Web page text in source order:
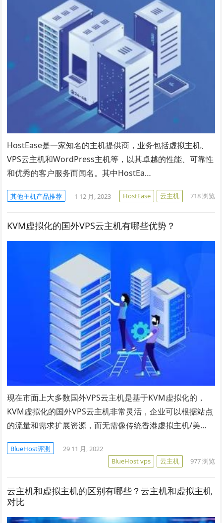
HostEase是一家知名的主机提供商，业务包括虚拟主机、
VPS云主机和WordPress主机等，以其卓越的性能、可靠性
和优秀的客户服务而闻名。其中HostEa…
其他主机产品推荐 1 12 月, 2023 HostEase 云主机 718浏览
KVM虚拟化的国外VPS云主机有哪些优势？
现在市面上大多数国外VPS云主机是基于KVM虚拟化的，
KVM虚拟化的国外VPS云主机非常灵活，企业可以根据站点
的流量和需求扩展资源，而无需像传统香港虚拟主机/美…
BlueHost评测
29 11 月, 2022
BlueHost vps
云主机 977浏览
云主机和虚拟主机的区别有哪些？云主机和虚拟主机
对比